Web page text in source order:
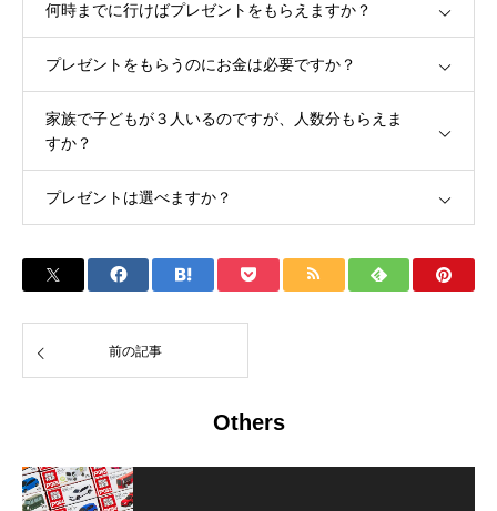
何時までに行けばプレゼントをもらえますか？
プレゼントをもらうのにお金は必要ですか？
家族で子どもが３人いるのですが、人数分もらえま
すか？
プレゼントは選べますか？
前の記事
Others